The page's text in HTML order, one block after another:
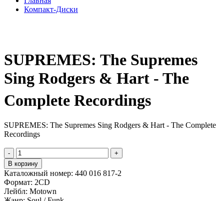
Компакт-Диски
SUPREMES: The Supremes
Sing Rodgers & Hart - The
Complete Recordings
SUPREMES: The Supremes Sing Rodgers & Hart - The Complete
Recordings
-
+
В корзину
Каталожный номер: 440 016 817-2
Формат: 2CD
Лейбл: Motown